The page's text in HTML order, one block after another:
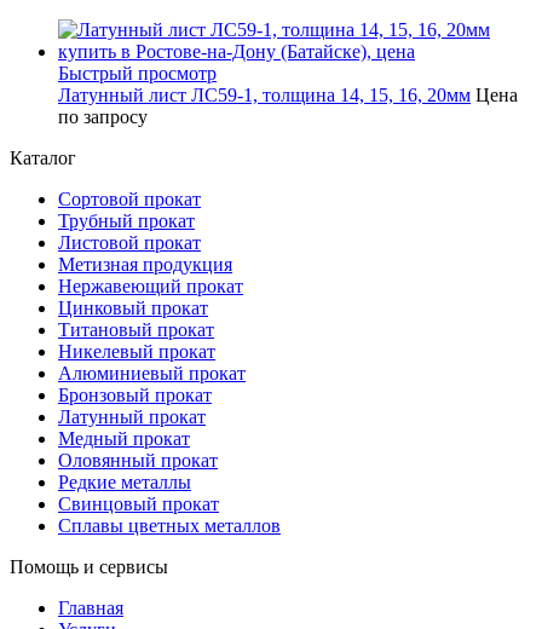
Быстрый просмотр
Латунный лист ЛС59-1, толщина 14, 15, 16, 20мм Цена
по запросу
Каталог
Сортовой прокат
Трубный прокат
Листовой прокат
Метизная продукция
Нержавеющий прокат
Цинковый прокат
Титановый прокат
Никелевый прокат
Алюминиевый прокат
Бронзовый прокат
Латунный прокат
Медный прокат
Оловянный прокат
Редкие металлы
Свинцовый прокат
Сплавы цветных металлов
Помощь и сервисы
Главная